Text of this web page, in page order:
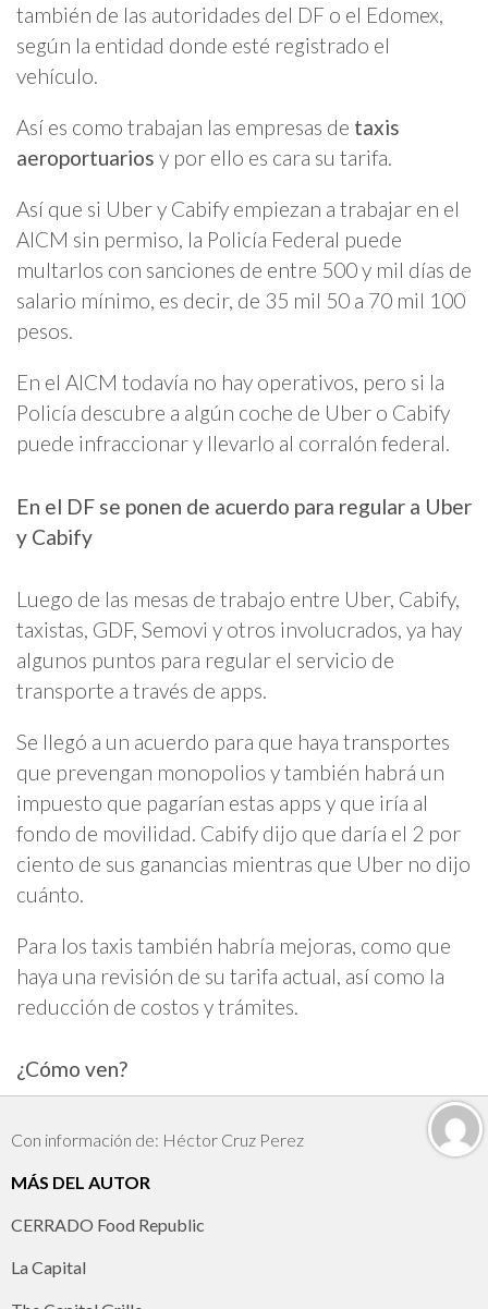
también de las autoridades del DF o el Edomex,
según la entidad donde esté registrado el
vehículo.
Así es como trabajan las empresas de taxis
aeroportuarios y por ello es cara su tarifa.
Así que si Uber y Cabify empiezan a trabajar en el
AICM sin permiso, la Policía Federal puede
multarlos con sanciones de entre 500 y mil días de
salario mínimo, es decir, de 35 mil 50 a 70 mil 100
pesos.
En el AICM todavía no hay operativos, pero si la
Policía descubre a algún coche de Uber o Cabify
puede infraccionar y llevarlo al corralón federal.
En el DF se ponen de acuerdo para regular a Uber
y Cabify
Luego de las mesas de trabajo entre Uber, Cabify,
taxistas, GDF, Semovi y otros involucrados, ya hay
algunos puntos para regular el servicio de
transporte a través de apps.
Se llegó a un acuerdo para que haya transportes
que prevengan monopolios y también habrá un
impuesto que pagarían estas apps y que iría al
fondo de movilidad. Cabify dijo que daría el 2 por
ciento de sus ganancias mientras que Uber no dijo
cuánto.
Para los taxis también habría mejoras, como que
haya una revisión de su tarifa actual, así como la
reducción de costos y trámites.
¿Cómo ven?
Con información de: Héctor Cruz Perez
MÁS DEL AUTOR
CERRADO Food Republic
La Capital